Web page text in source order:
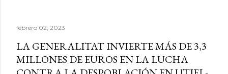
febrero 02, 2023
LA GENERALITAT INVIERTE MÁS DE 3,3
MILLONES DE EUROS EN LA LUCHA